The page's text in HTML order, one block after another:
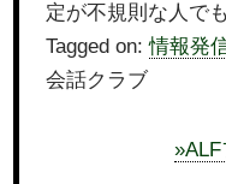
定が不規則な人で
Tagged on:情報発
会話クラブ